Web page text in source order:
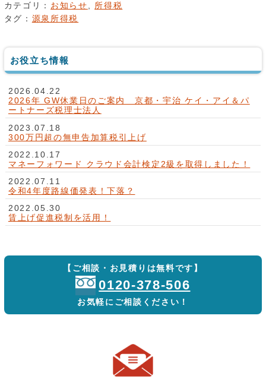
カテゴリ： お知らせ, 所得税
タグ： 源泉所得税
お役立ち情報
2026.04.22
2026年 GW休業日のご案内 京都・宇治 ケイ・アイ＆パ
ートナーズ税理士法人
2023.07.18
300万円超の無申告加算税引上げ
2022.10.17
マネーフォワード クラウド会計検定2級を取得しました！
2022.07.11
令和4年度路線価発表！下落？
2022.05.30
賃上げ促進税制を活用！
【ご相談・お見積りは無料です】
0120-378-506
お気軽にご相談ください！